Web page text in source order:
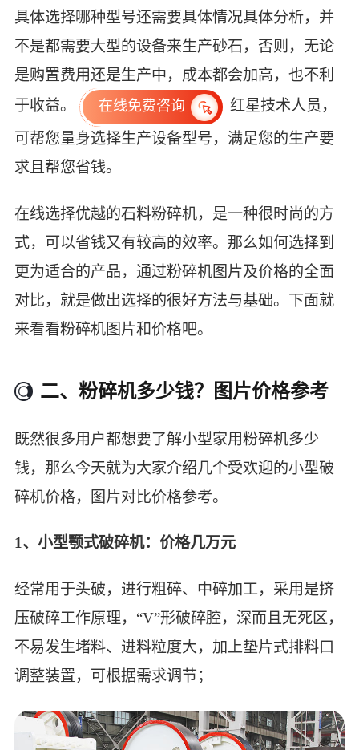
具体选择哪种型号还需要具体情况具体分析，并
不是都需要大型的设备来生产砂石，否则，无论
是购置费用还是生产中，成本都会加高，也不利
于收益。
在线免费咨询
红星技术人员，
可帮您量身选择生产设备型号，满足您的生产要
求且帮您省钱。
在线选择优越的石料粉碎机，是一种很时尚的方
式，可以省钱又有较高的效率。那么如何选择到
更为适合的产品，通过粉碎机图片及价格的全面
对比，就是做出选择的很好方法与基础。下面就
来看看粉碎机图片和价格吧。
二、粉碎机多少钱？图片价格参考
既然很多用户都想要了解小型家用粉碎机多少
钱，那么今天就为大家介绍几个受欢迎的小型破
碎机价格，图片对比价格参考。
1、小型颚式破碎机：价格几万元
经常用于头破，进行粗碎、中碎加工，采用是挤
压破碎工作原理，“V”形破碎腔，深而且无死区，
不易发生堵料、进料粒度大，加上垫片式排料口
调整装置，可根据需求调节；